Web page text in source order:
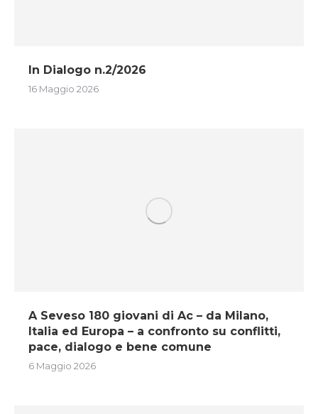
In Dialogo n.2/2026
16 Maggio 2026
A Seveso 180 giovani di Ac – da Milano,
Italia ed Europa – a confronto su conflitti,
pace, dialogo e bene comune
6 Maggio 2026